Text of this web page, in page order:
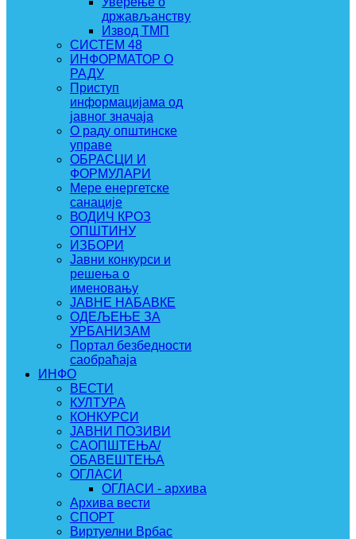
држављанству
Извод ТМП
СИСТЕМ 48
ИНФОРМАТОР О
РАДУ
Приступ
информацијама од
јавног значаја
О раду општинске
управе
ОБРАСЦИ И
ФОРМУЛАРИ
Мере енергетске
санације
ВОДИЧ КРОЗ
ОПШТИНУ
ИЗБОРИ
Јавни конкурси и
решења о
именовању
ЈАВНЕ НАБАВКЕ
ОДЕЉЕЊЕ ЗА
УРБАНИЗАМ
Портал безбедности
саобраћаја
ИНФО
ВЕСТИ
КУЛТУРА
КОНКУРСИ
ЈАВНИ ПОЗИВИ
САОПШТЕЊА/
ОБАВЕШТЕЊА
ОГЛАСИ
ОГЛАСИ - архива
Архива вести
СПОРТ
Виртуелни Врбас